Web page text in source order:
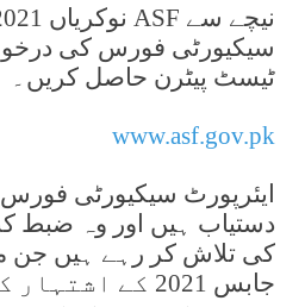
سیکیورٹی فورس کی
ٹیسٹ پیٹرن حاصل کریں۔
www.asf.gov.pk
ایئرپورٹ سیکیورٹی
دستیاب ہیں اور وہ ضبط
کی تلاش کر رہے ہیں جن
جابس 2021 کے